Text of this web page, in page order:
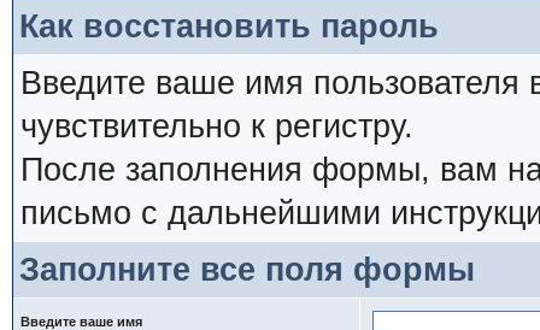
Как восстановить пароль
Введите ваше имя
чувствительно к регистру.
После заполнения формы, вам на
письмо с дальнейшими
Заполните все поля формы
Введите ваше имя